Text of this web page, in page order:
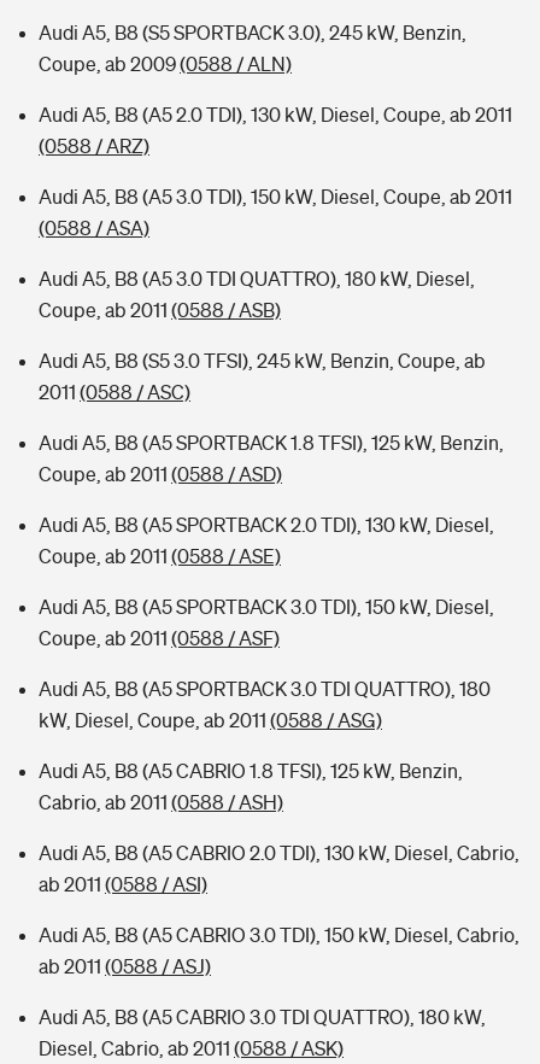
Audi A5, B8 (S5 SPORTBACK 3.0), 245 kW, Benzin,
Coupe, ab 2009(0588 / ALN)
Audi A5, B8 (A5 2.0 TDI), 130 kW, Diesel, Coupe, ab 2011
(0588 / ARZ)
Audi A5, B8 (A5 3.0 TDI), 150 kW, Diesel, Coupe, ab 2011
(0588 / ASA)
Audi A5, B8 (A5 3.0 TDI QUATTRO), 180 kW, Diesel,
Coupe, ab 2011 (0588 / ASB)
Audi A5, B8 (S5 3.0 TFSI), 245 kW, Benzin, Coupe, ab
2011 (0588 / ASC)
Audi A5, B8 (A5 SPORTBACK 1.8 TFSI), 125 kW, Benzin,
Coupe, ab 2011 (0588 / ASD)
Audi A5, B8 (A5 SPORTBACK 2.0 TDI), 130 kW, Diesel,
Coupe, ab 2011 (0588 / ASE)
Audi A5, B8 (A5 SPORTBACK 3.0 TDI), 150 kW, Diesel,
Coupe, ab 2011 (0588 / ASF)
Audi A5, B8 (A5 SPORTBACK 3.0 TDI QUATTRO), 180
kW, Diesel, Coupe, ab 2011 (0588 / ASG)
Audi A5, B8 (A5 CABRIO 1.8 TFSI), 125 kW, Benzin,
Cabrio, ab 2011 (0588 / ASH)
Audi A5, B8 (A5 CABRIO 2.0 TDI), 130 kW, Diesel, Cabrio,
ab 2011 (0588 / ASI)
Audi A5, B8 (A5 CABRIO 3.0 TDI), 150 kW, Diesel, Cabrio,
ab 2011 (0588 / ASJ)
Audi A5, B8 (A5 CABRIO 3.0 TDI QUATTRO), 180 kW,
Diesel, Cabrio, ab 2011 (0588 / ASK)